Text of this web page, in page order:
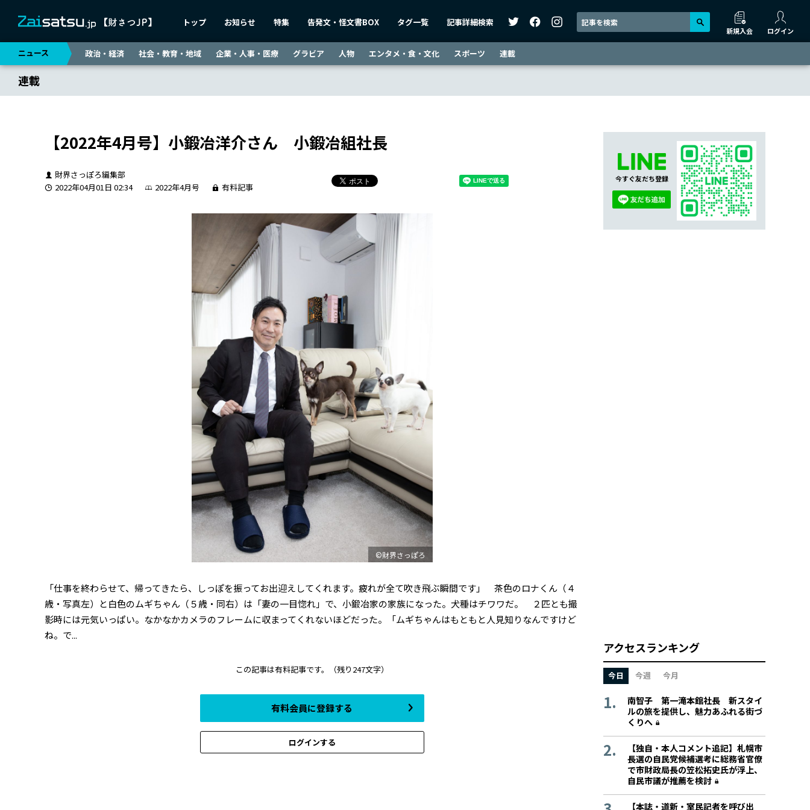
トップ お知らせ 特集 告発文・怪文書BOX タグ一覧 記事詳細検索
新規入会 ログイン
ニュース 政治・経済 社会・教育・地域 企業・人事・医療 グラビア 人物 エンタメ・食・文化 スポーツ 連載
連載
【2022年4月号】小鍛冶洋介さん 小鍛冶組社長
財界さっぽろ編集部
2022年04月01日 02:34
2022年4月号 有料記事
©財界さっぽろ
「仕事を終わらせて、帰ってきたら、しっぽを振ってお出迎えしてくれます。疲れが全て吹き飛ぶ瞬間です」 茶色のロナくん（４
歳・写真左）と白色のムギちゃん（５歳・同右）は「妻の一目惚れ」で、小鍛冶家の家族になった。犬種はチワワだ。 ２匹とも撮
影時には元気いっぱい。なかなかカメラのフレームに収まってくれないほどだった。「ムギちゃんはもともと人見知りなんですけど
ね。で...
この記事は有料記事です。 （残り247文字）
有料会員に登録する
ログインする
今すぐ友だち登録
アクセスランキング
今日 今週 今月
南智子 第一滝本館社長 新スタイ
ルの旅を提供し、魅力あふれる街づ
くりへ
【独自・本人コメント追記】札幌市
長選の自民党候補選考に総務省官僚
で市財政局長の笠松拓史氏が浮上、
自民市議が推薦を検討
【本誌・道新・室民記者を呼び出